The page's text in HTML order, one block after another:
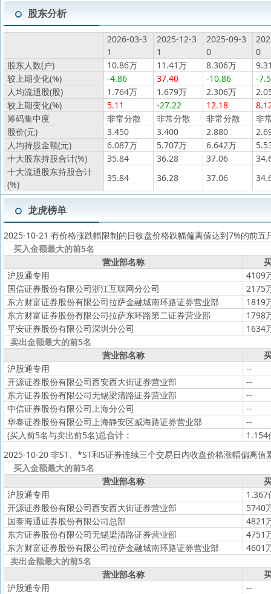
股东分析
2026-03-3
1
2025-12-3
1
2025-09-3
0
0
股东人数(户)
10.86万 11.41万 8.306万
较上期变化(%)
-4.86 37.40 -10.86
-
人均流通股(股)
1.764万 1.679万 2.306万
较上期变化(%)
5.11 -27.22 12.18
筹码集中度
非常分散 非常分散 非常分散
非
股价(元)
3.450 3.400 2.880
人均持股金额(元)
6.087万 5.707万 6.642万
十大股东持股合计(%)
35.84 36.28 37.06
十大流通股东持股合计
(%)
35.84 36.28 37.06
龙虎榜单
2025-10-21 有价格涨跌幅限制的日收盘价格跌幅偏离值达到7%的前五
买入金额最大的前5名
营业部名称
沪股通专用
4109
国信证券股份有限公司浙江互联网分公司
2175
东方财富证券股份有限公司拉萨金融城南环路证券营业部
1819
东方财富证券股份有限公司拉萨东环路第二证券营业部
1798
平安证券股份有限公司深圳分公司
1634
卖出金额最大的前5名
营业部名称
沪股通专用
--
开源证券股份有限公司西安西大街证券营业部
--
东方证券股份有限公司无锡梁清路证券营业部
--
中信证券股份有限公司上海分公司
--
华泰证券股份有限公司上海静安区威海路证券营业部
--
(买入前5名与卖出前5名)总合计：
1.154
2025-10-20 非ST、*ST和S证券连续三个交易日内收盘价格涨幅偏离值
买入金额最大的前5名
营业部名称
沪股通专用
1.367
开源证券股份有限公司西安西大街证券营业部
5740
国泰海通证券股份有限公司总部
4821
东方证券股份有限公司无锡梁清路证券营业部
4751
东方财富证券股份有限公司拉萨金融城南环路证券营业部
4601
卖出金额最大的前5名
营业部名称
沪股通专用
--